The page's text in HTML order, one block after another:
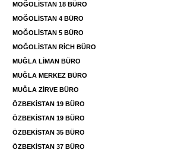
MOĞOLİSTAN 18 BÜRO
MOĞOLİSTAN 4 BÜRO
MOĞOLİSTAN 5 BÜRO
MOĞOLİSTAN RİCH BÜRO
MUĞLA LİMAN BÜRO
MUĞLA MERKEZ BÜRO
MUĞLA ZİRVE BÜRO
ÖZBEKİSTAN 19 BÜRO
ÖZBEKİSTAN 19 BÜRO
ÖZBEKİSTAN 35 BÜRO
ÖZBEKİSTAN 37 BÜRO